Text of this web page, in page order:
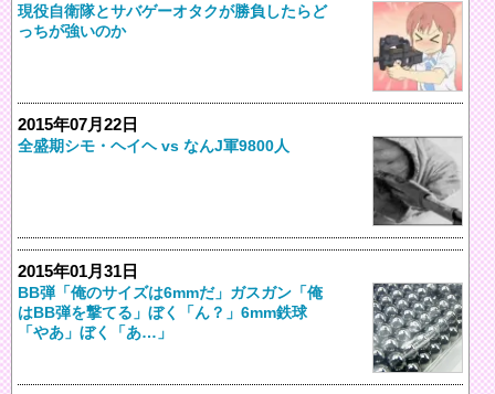
現役自衛隊とサバゲーオタクが勝負したらど
っちが強いのか
2015年07月22日
全盛期シモ・ヘイヘ vs なんJ軍9800人
2015年01月31日
BB弾「俺のサイズは6mmだ」ガスガン「俺
はBB弾を撃てる」ぼく「ん？」6mm鉄球
「やあ」ぼく「あ…」